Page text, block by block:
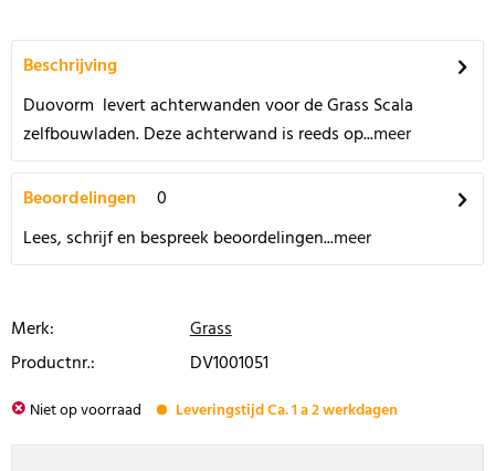
Beschrijving
Duovorm levert achterwanden voor de Grass Scala
zelfbouwladen. Deze achterwand is reeds op...meer
Beoordelingen
0
Lees, schrijf en bespreek beoordelingen...meer
Merk:
Grass
Productnr.:
DV1001051
Niet op voorraad Leveringstijd Ca. 1 a 2 werkdagen